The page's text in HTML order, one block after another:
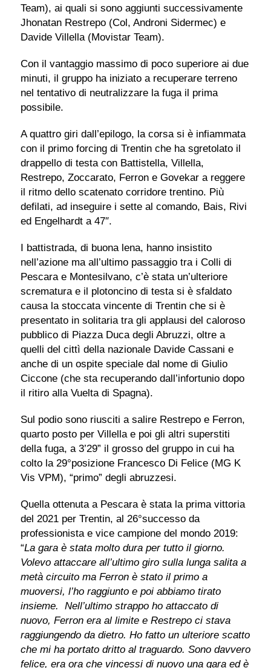
Team), ai quali si sono aggiunti successivamente
Jhonatan Restrepo (Col, Androni Sidermec) e
Davide Villella (Movistar Team).
Con il vantaggio massimo di poco superiore ai due
minuti, il gruppo ha iniziato a recuperare terreno
nel tentativo di neutralizzare la fuga il prima
possibile.
A quattro giri dall’epilogo, la corsa si è infiammata
con il primo forcing di Trentin che ha sgretolato il
drappello di testa con Battistella, Villella,
Restrepo, Zoccarato, Ferron e Govekar a reggere
il ritmo dello scatenato corridore trentino. Più
defilati, ad inseguire i sette al comando, Bais, Rivi
ed Engelhardt a 47″.
I battistrada, di buona lena, hanno insistito
nell’azione ma all’ultimo passaggio tra i Colli di
Pescara e Montesilvano, c’è stata un’ulteriore
scrematura e il plotoncino di testa si è sfaldato
causa la stoccata vincente di Trentin che si è
presentato in solitaria tra gli applausi del caloroso
pubblico di Piazza Duca degli Abruzzi, oltre a
quelli del cittì della nazionale Davide Cassani e
anche di un ospite speciale dal nome di Giulio
Ciccone (che sta recuperando dall’infortunio dopo
il ritiro alla Vuelta di Spagna).
Sul podio sono riusciti a salire Restrepo e Ferron,
quarto posto per Villella e poi gli altri superstiti
della fuga, a 3’29” il grosso del gruppo in cui ha
colto la 29°posizione Francesco Di Felice (MG K
Vis VPM), “primo” degli abruzzesi.
Quella ottenuta a Pescara è stata la prima vittoria
del 2021 per Trentin, al 26°successo da
professionista e vice campione del mondo 2019:
“La gara è stata molto dura per tutto il giorno.
Volevo attaccare all’ultimo giro sulla lunga salita a
metà circuito ma Ferron è stato il primo a
muoversi, l’ho raggiunto e poi abbiamo tirato
insieme. Nell’ultimo strappo ho attaccato di
nuovo, Ferron era al limite e Restrepo ci stava
raggiungendo da dietro. Ho fatto un ulteriore scatto
che mi ha portato dritto al traguardo. Sono davvero
felice, era ora che vincessi di nuovo una gara ed è